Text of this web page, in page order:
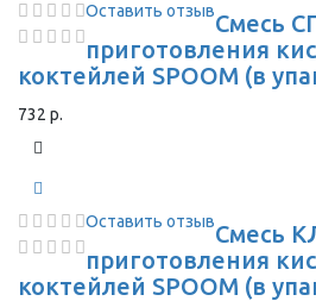
Оставить отзывСмесь
приготовления
коктейлей SPOOM (в
732 р.
Оставить отзывСмесь
приготовления
коктейлей SPOOM (в